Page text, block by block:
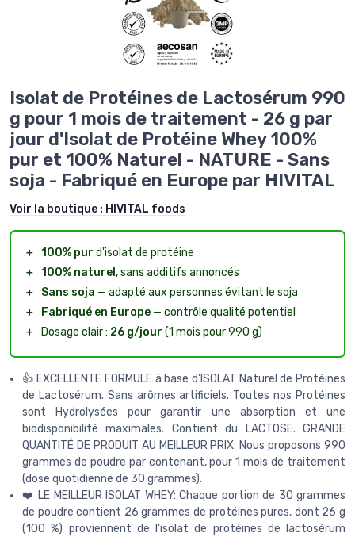
Isolat de Protéines de Lactosérum 990
g pour 1 mois de traitement - 26 g par
jour d'Isolat de Protéine Whey 100%
pur et 100% Naturel - NATURE - Sans
soja - Fabriqué en Europe par HIVITAL
Voir la boutique : HIVITAL foods
＋ 100% pur d'isolat de protéine
＋ 100% naturel , sans additifs annoncés
＋
Sans soja — adapté aux personnes évitant le soja
＋
Fabriqué en Europe — contrôle qualité potentiel
＋
Dosage clair : 26 g/jour (1 mois pour 990 g)
👍 EXCELLENTE FORMULE à base d'ISOLAT Naturel de Protéines
de Lactosérum. Sans arômes artificiels. Toutes nos Protéines
sont Hydrolysées pour garantir une absorption et une
biodisponibilité maximales. Contient du LACTOSE. GRANDE
QUANTITÉ DE PRODUIT AU MEILLEUR PRIX: Nous proposons 990
grammes de poudre par contenant, pour 1 mois de traitement
(dose quotidienne de 30 grammes).
❤️ LE MEILLEUR ISOLAT WHEY: Chaque portion de 30 grammes
de poudre contient 26 grammes de protéines pures, dont 26 g
(100 %) proviennent de l'isolat de protéines de lactosérum